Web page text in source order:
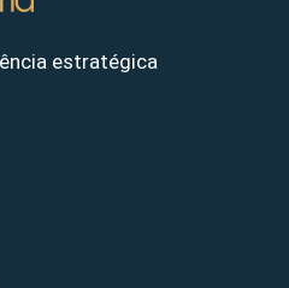
estratégica